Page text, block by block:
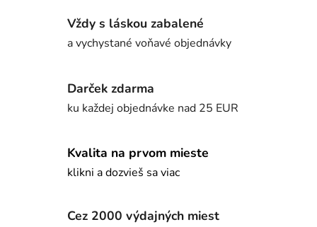
Vždy s láskou zabalené
a vychystané voňavé objednávky
Darček zdarma
ku každej objednávke nad 25 EUR
Kvalita na prvom mieste
klikni a dozvieš sa viac
Cez 2000 výdajných miest